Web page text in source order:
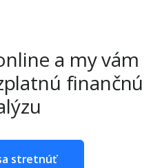
a my vám
finančnú
stretnúť